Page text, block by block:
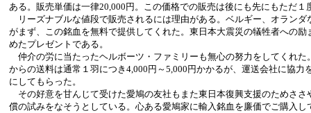
ある。販売単価は一律20,000円。この価格での販売は後にも先にもただ１
リーズナブルな値段で販売されるには理由がある。ベルギー、オランダ
がまず、この銘血を無料で提供してくれた。東日本大震災の犠牲者への励
めたプレゼントである。
仲介の労に当たったヘルボーツ・ファミリーも無心の努力をしてくれた
からの送料は通常１羽につき4,000円～5,000円かかるが、運送会社に協力
にしてもらった。
その好意を甘んじて受けた愛鳩の友社もまた東日本復興支援のためささ
償の試みをなそうとしている。心ある愛鳩家に輸入銘血を廉価でご購入し